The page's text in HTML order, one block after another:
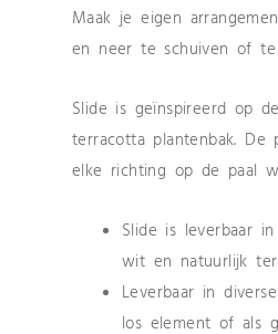
Maak je eigen
en neer te schuiven of te
Slide is geïnspireerd op
terracotta plantenbak. De
elke richting op de paal
Slide is leverbaar
wit en natuurlijk
Leverbaar in
los element of als